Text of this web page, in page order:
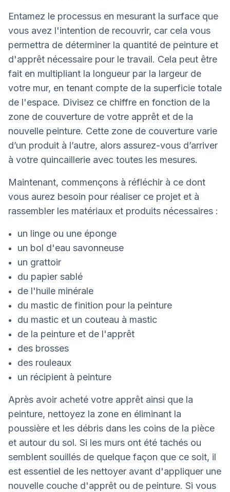
Entamez le processus en mesurant la surface que
vous avez l'intention de recouvrir, car cela vous
permettra de déterminer la quantité de peinture et
d'apprêt nécessaire pour le travail. Cela peut être
fait en multipliant la longueur par la largeur de
votre mur, en tenant compte de la superficie totale
de l'espace. Divisez ce chiffre en fonction de la
zone de couverture de votre apprêt et de la
nouvelle peinture. Cette zone de couverture varie
d’un produit à l’autre, alors assurez-vous d’arriver
à votre quincaillerie avec toutes les mesures.
Maintenant, commençons à réfléchir à ce dont
vous aurez besoin pour réaliser ce projet et à
rassembler les matériaux et produits nécessaires :
un linge ou une éponge
un bol d'eau savonneuse
un grattoir
du papier sablé
de l'huile minérale
du mastic de finition pour la peinture
du mastic et un couteau à mastic
de la peinture et de l'apprêt
des brosses
des rouleaux
un récipient à peinture
Après avoir acheté votre apprêt ainsi que la
peinture, nettoyez la zone en éliminant la
poussière et les débris dans les coins de la pièce
et autour du sol. Si les murs ont été tachés ou
semblent souillés de quelque façon que ce soit, il
est essentiel de les nettoyer avant d'appliquer une
nouvelle couche d'apprêt ou de peinture. Si vous